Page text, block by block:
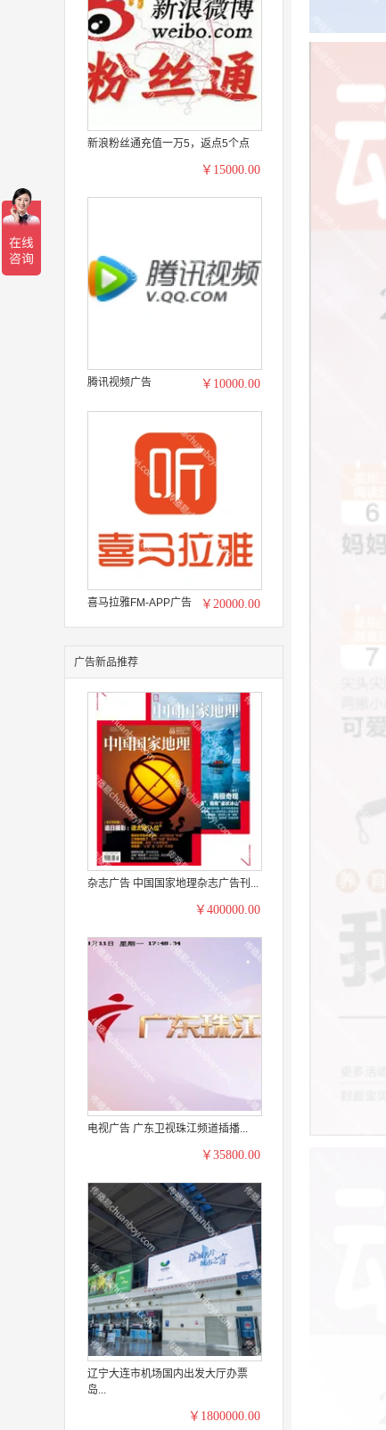
新浪粉丝通充值一万5，返点5个点
￥15000.00
腾讯视频广告 ￥10000.00
喜马拉雅FM-APP广告 ￥20000.00
广告新品推荐
杂志广告 中国国家地理杂志广告刊...
￥400000.00
电视广告 广东卫视珠江频道插播...
￥35800.00
辽宁大连市机场国内出发大厅办票
岛...
￥1800000.00